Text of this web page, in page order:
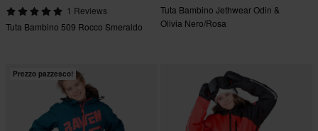
1 Reviews
Tuta Bambino 509 Rocco Smeraldo
Tuta Bambino Jethwear Odin &
Olivia Nero/Rosa
Prezzo pazzesco!